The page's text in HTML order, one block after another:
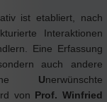
ist etabliert, nach
Interaktionen
Eine Erfassung
auch andere
Unerwünschte
von Prof. Winfried